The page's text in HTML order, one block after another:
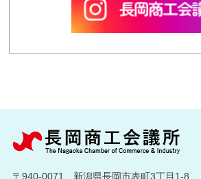
〒940-0071 新潟県長岡市表町3丁目1-8